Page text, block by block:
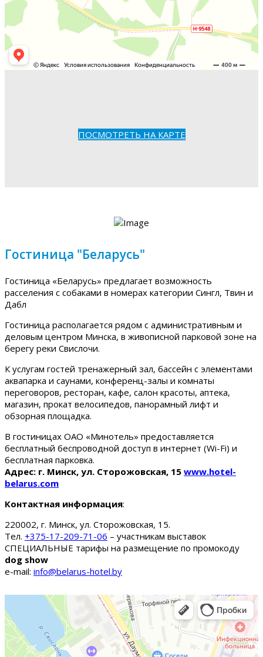
ПОСМОТРЕТЬ НА КАРТЕ
Гостиница "Беларусь"
Гостиница «Беларусь» предлагает возможность
расселения с собаками в номерах категории Сингл, Твин и
Дабл
Гостиница располагается рядом с административным и
деловым центром Минска, в живописной парковой зоне на
берегу реки Свислочи.
К услугам гостей тренажерный зал, бассейн с элементами
аквапарка и саунами, конференц-залы и комнаты
переговоров, ресторан, кафе, салон красоты, аптека,
магазин, прокат велосипедов, панорамный лифт и
обзорная площадка.
В гостиницах ОАО «Минотель» предоставляется
бесплатный беспроводной доступ в интернет (Wi-Fi) и
бесплатная парковка.
Адрес: г. Минск, ул. Сторожовская, 15 www.hotel-
belarus.com
Контактная информация:
220002, г. Минск, ул. Сторожовская, 15.
Тел. +375-17-209-71-06 – участникам выставок
СПЕЦИАЛЬНЫЕ тарифы на размещение по промокоду
dog show
e-mail: info@belarus-hotel.by